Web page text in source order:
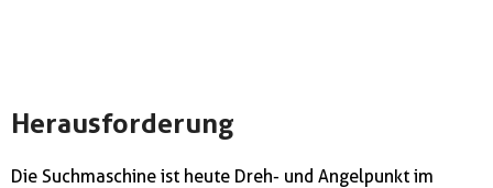
Herausforderung
Die Suchmaschine ist heute Dreh- und Angelpunkt im